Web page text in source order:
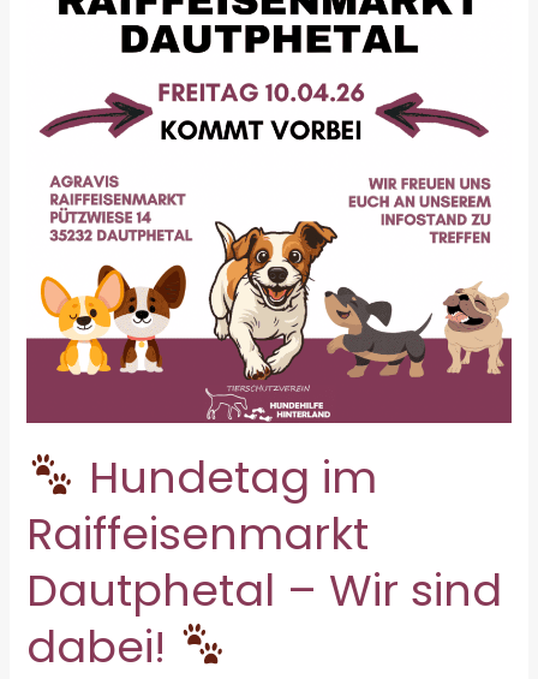
Hundetag im
Raiffeisenmarkt
Dautphetal – Wir sind
dabei!